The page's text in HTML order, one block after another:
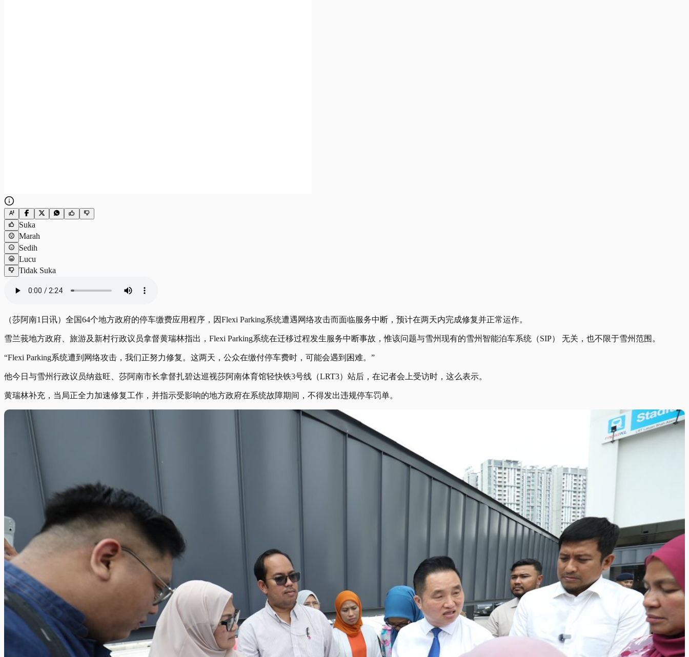
Suka
Marah
Sedih
Lucu
Tidak Suka
（莎阿南1日讯）全国64个地方政府的停车缴费应用程序，因Flexi Parking系统遭遇网络攻击而面临服务中断，预计在两天内完成修复并正常运作。
雪兰莪地方政府、旅游及新村行政议员拿督黄瑞林指出，Flexi Parking系统在迁移过程发生服务中断事故，惟该问题与雪州现有的雪州智能泊车系统（SIP） 无关，也不限于雪州范围。
“Flexi Parking系统遭到网络攻击，我们正努力修复。这两天，公众在缴付停车费时，可能会遇到困难。”
他今日与雪州行政议员纳兹旺、莎阿南市长拿督扎碧达巡视莎阿南体育馆轻快铁3号线（LRT3）站后，在记者会上受访时，这么表示。
黄瑞林补充，当局正全力加速修复工作，并指示受影响的地方政府在系统故障期间，不得发出违规停车罚单。